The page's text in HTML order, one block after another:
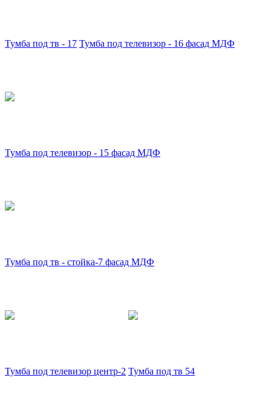
Тумба под тв - 17 Тумба под телевизор - 16 фасад МДФ
Тумба под телевизор - 15 фасад МДФ
Тумба под тв - стойка-7 фасад МДФ
Тумба под телевизор центр-2 Тумба под тв 54